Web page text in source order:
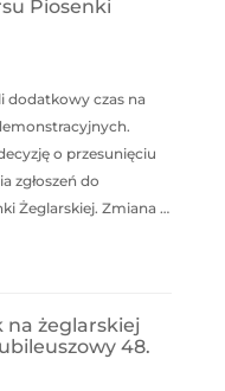
Piosenki
dodatkowy czas na
o przesunięciu
zgłoszeń do
Żeglarskiej. Zmiana …
na żeglarskiej
48.